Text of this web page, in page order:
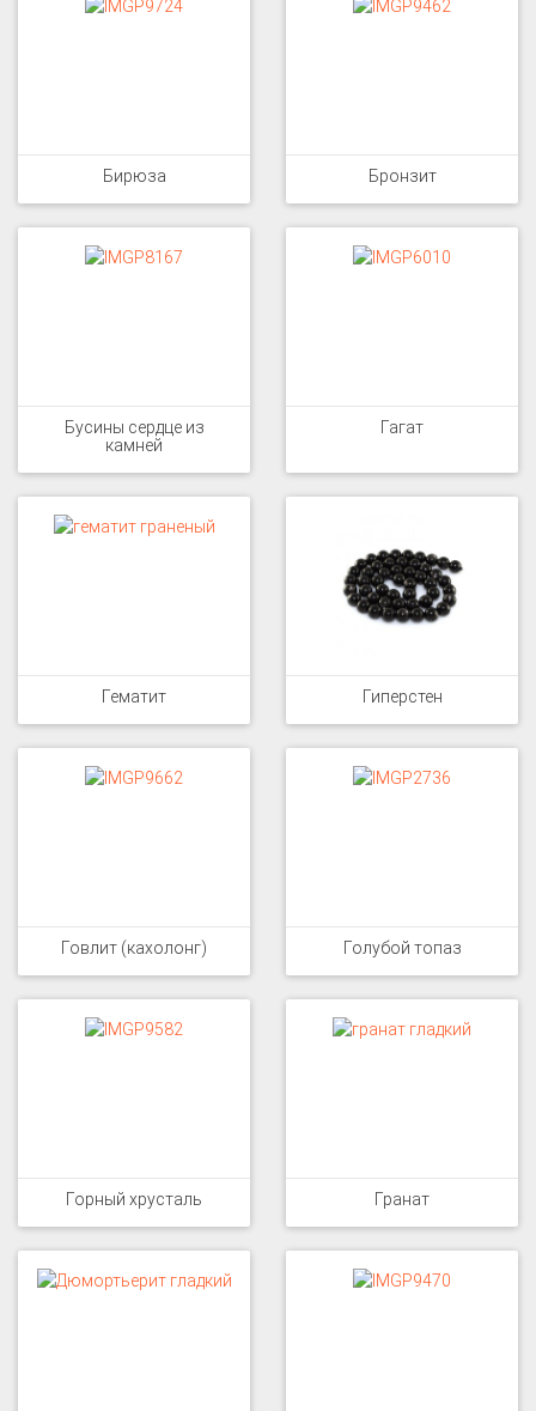
Бирюза Бронзит
Бусины сердце из
камней
Гагат
Гематит Гиперстен
Говлит (кахолонг) Голубой топаз
Горный хрусталь Гранат